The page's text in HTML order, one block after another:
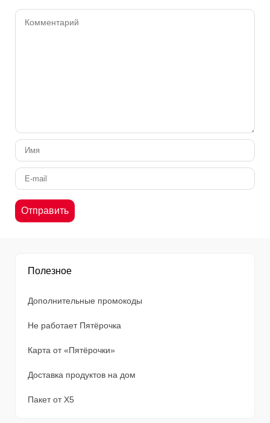
Полезное
Дополнительные промокоды
Не работает Пятёрочка
Карта от «Пятёрочки»
Доставка продуктов на дом
Пакет от X5